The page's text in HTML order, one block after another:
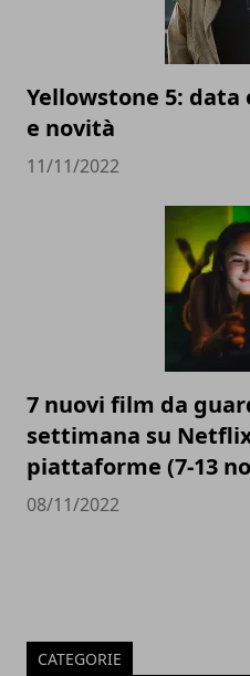
Yellowstone 5: data
e novità
11/11/2022
7 nuovi film da
settimana su
piattaforme (7-13
08/11/2022
CATEGORIE